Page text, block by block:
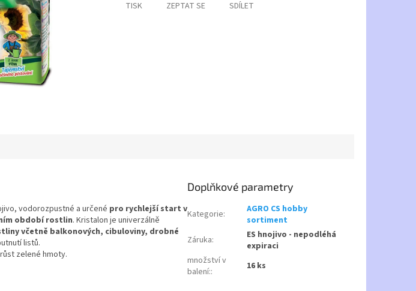
TISK ZEPTAT SE SDÍLET
vodorozpustné a určené pro rychlejší start v
období rostlin. Kristalon je univerzálně
včetně balkonových, cibuloviny, drobné
listů.
zelené hmoty.
Doplňkové parametry
Kategorie:
AGRO CS hobby
sortiment
Záruka:
ES hnojivo - nepodléhá
expiraci
množství v
balení:: 16 ks